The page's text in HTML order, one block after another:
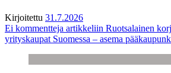
Kirjoitettu 31.7.2026
Ei kommentteja artikkeliin Ruotsalainen
yrityskaupat Suomessa – asema